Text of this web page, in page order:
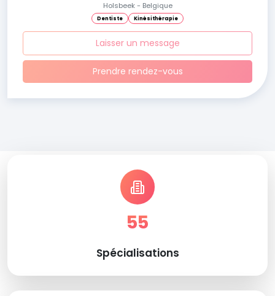
Holsbeek - Belgique
Dentiste Kinésithérapie
Laisser un message
Prendre rendez-vous
55
Spécialisations